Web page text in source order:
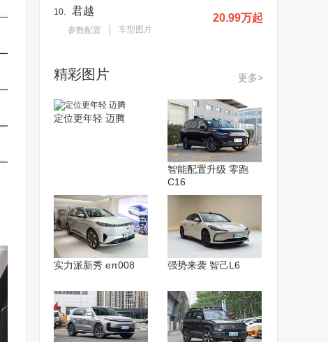
10. 君越
参数配置 车型图片
20.99万起
精彩图片 更多>
定位更年轻 迈腾
智能配置升级 零跑
C16
实力派新秀 eπ008 强势来袭 智己L6